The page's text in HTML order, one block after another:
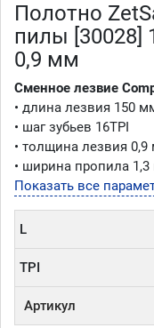
Полотно
пилы [30028]
0,9 мм
Сменное лезвие
• длина лезвия 150
• шаг зубьев 16TPI
• толщина лезвия 0,9
• ширина пропила
Показать все
L
TPI
Артикул